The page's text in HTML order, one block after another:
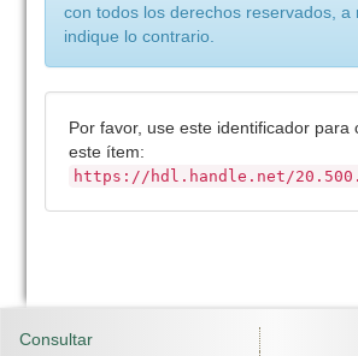
con todos los derechos reservados, a
indique lo contrario.
Por favor, use este identificador para
este ítem:
https://hdl.handle.net/
Consultar